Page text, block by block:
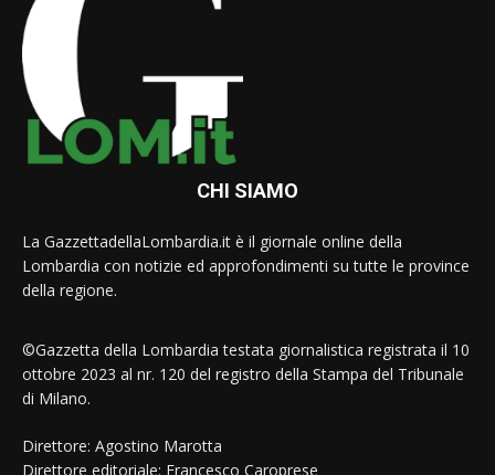
CHI SIAMO
La GazzettadellaLombardia.it è il giornale online della
Lombardia con notizie ed approfondimenti su tutte le province
della regione.
©Gazzetta della Lombardia testata giornalistica registrata il 10
ottobre 2023 al nr. 120 del registro della Stampa del Tribunale
di Milano.
Direttore: Agostino Marotta
Direttore editoriale: Francesco Caroprese